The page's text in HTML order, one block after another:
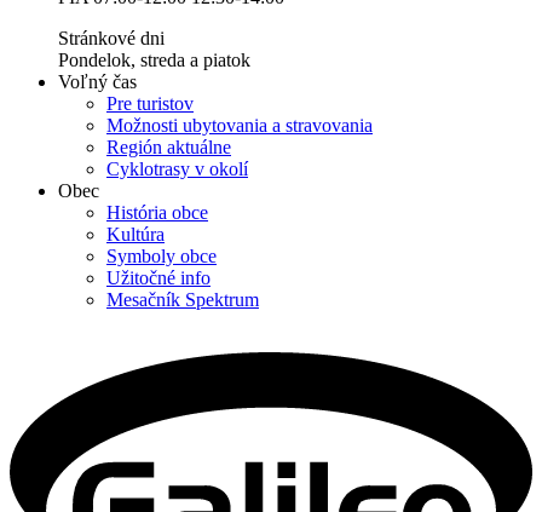
Stránkové dni
Pondelok, streda a piatok
Voľný čas
Pre turistov
Možnosti ubytovania a stravovania
Región aktuálne
Cyklotrasy v okolí
Obec
História obce
Kultúra
Symboly obce
Užitočné info
Mesačník Spektrum